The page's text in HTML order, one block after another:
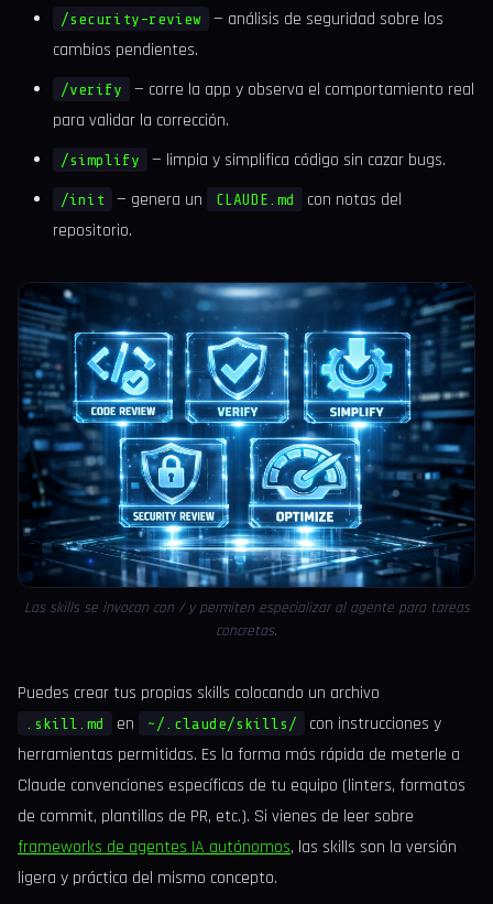
/security-review
— análisis de seguridad sobre los
cambios pendientes.
/verify
— corre la app y observa el comportamiento real
para validar la corrección.
/simplify — limpia y simplifica código sin cazar bugs.
/init — genera un CLAUDE.md
con notas del
repositorio.
Las skills se invocan con / y permiten especializar al agente para tareas
concretas.
Puedes crear tus propias skills colocando un archivo
.skill.md en ~/.claude/skills/
con instrucciones y
herramientas permitidas. Es la forma más rápida de meterle a
Claude convenciones específicas de tu equipo (linters, formatos
de commit, plantillas de PR, etc.). Si vienes de leer sobre
frameworks de agentes IA autónomos, las skills son la versión
ligera y práctica del mismo concepto.